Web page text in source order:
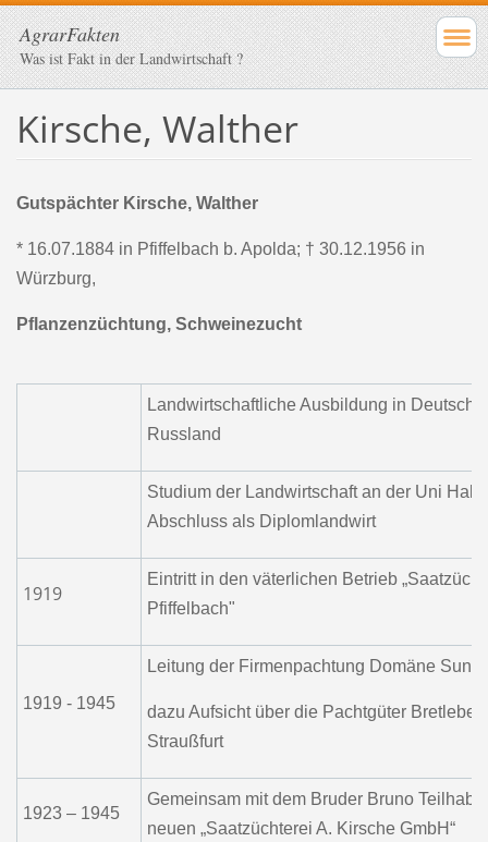
AgrarFakten
Was ist Fakt in der Landwirtschaft ?
Kirsche, Walther
Gutspächter Kirsche, Walther
* 16.07.1884 in Pfiffelbach b. Apolda; † 30.12.1956 in
Würzburg,
Pflanzenzüchtung, Schweinezucht
Landwirtschaftliche Ausbildung in
Russland
Studium der Landwirtschaft an der Uni
Abschluss als Diplomlandwirt
1919
Eintritt in den väterlichen Betrieb
Pfiffelbach"
1919 - 1945
Leitung der Firmenpachtung Domäne
dazu Aufsicht über die Pachtgüter
Straußfurt
1923 – 1945
Gemeinsam mit dem Bruder Bruno
neuen „Saatzüchterei A. Kirsche GmbH“